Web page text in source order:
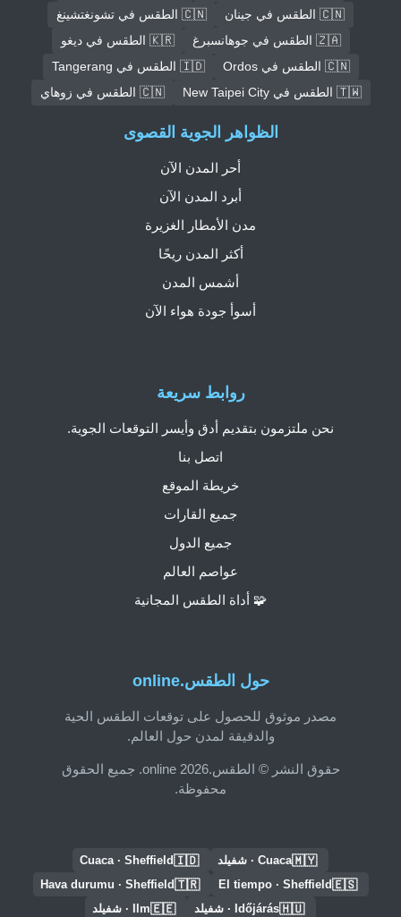
🇨🇳 الطقس في جينان
🇨🇳 الطقس في تشونغتشينغ
🇿🇦 الطقس في جوهانسبرغ
🇰🇷 الطقس في ديغو
🇨🇳 الطقس في Ordos
🇮🇩 الطقس في Tangerang
🇹🇼 الطقس في New Taipei City
🇨🇳 الطقس في زوهاي
حول الطقس.online
مصدر موثوق للحصول على توقعات الطقس الحية
والدقيقة لمدن حول العالم.
حقوق النشر © الطقس.online 2026. جميع الحقوق
محفوظة.
روابط سريعة
نحن ملتزمون بتقديم أدق وأيسر التوقعات الجوية.
اتصل بنا
خريطة الموقع
جميع القارات
جميع الدول
عواصم العالم
🧩 أداة الطقس المجانية
الظواهر الجوية القصوى
أحر المدن الآن
أبرد المدن الآن
مدن الأمطار الغزيرة
أكثر المدن ريحًا
أشمس المدن
أسوأ جودة هواء الآن
🇲🇾Cuaca · شفيلد 🇮🇩
Cuaca · Sheffield
🇪🇸
El tiempo · Sheffield
🇹🇷
Hava durumu · Sheffield
🇭🇺Időjárás · شفيلد 🇪🇪Ilm · شفيلد